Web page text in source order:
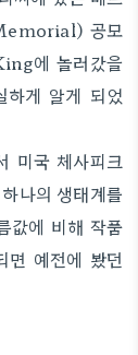
공모
에 놀러갔을
게 알게 되었
미국 체사피크
나의 생태계를
값에 비해 작품
면 예전에 봤던